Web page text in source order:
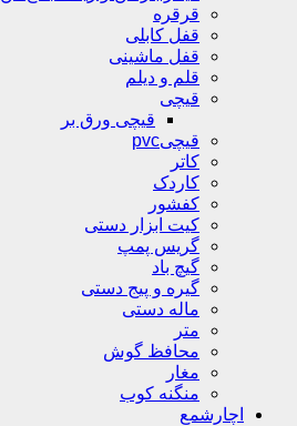
قرقره
قفل کابلی
قفل ماشینی
قلم و دیلم
قیچی
قیچی ورق بر
قیچیpvc
کاتر
کاردک
کفشور
کیت ابزار دستی
گریس پمپ
گیچ باد
گیره و پیج دستی
ماله دستی
متر
محافظ گوش
مغار
منگنه کوب
اچارشمع